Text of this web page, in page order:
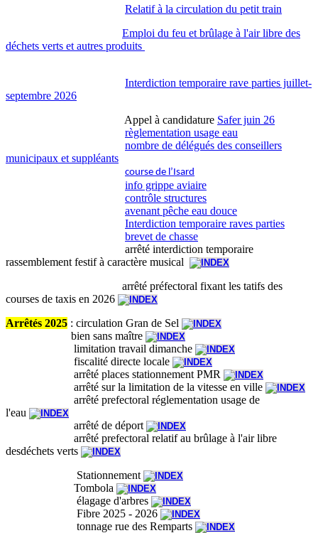
Relatif à la circulation du petit train
Emploi du feu et brûlage à l'air libre des
déchets verts et autres produits
Interdiction temporaire rave parties juillet-
septembre 2026
Appel à candidature Safer juin 26
règlementation usage eau
nombre de délégués des conseillers
municipaux et suppléants
course de l’Isard
info grippe aviaire
contrôle structures
avenant pêche eau douce
Interdiction temporaire raves parties
brevet de chasse
arrêté interdiction temporaire
rassemblement festif à caractère musical
arrêté préfectoral fixant les tatifs des
courses de taxis en 2026
Arrêtés 2025 : circulation Gran de Sel
bien sans maître
limitation travail dimanche
fiscalité directe locale
arrêté places stationnement PMR
arrêté sur la limitation de la vitesse en ville
arrêté prefectoral réglementation usage de
l'eau
arrêté de déport
arrêté prefectoral relatif au brûlage à l'air libre
desdéchets verts
Stationnement
Tombola
élagage d'arbres
Fibre 2025 - 2026
tonnage rue des Remparts